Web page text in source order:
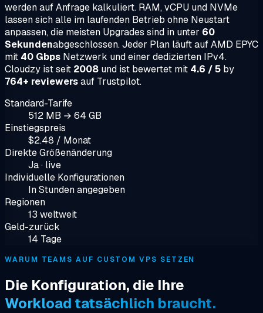
werden auf Anfrage kalkuliert. RAM, vCPU und NVMe
lassen sich alle im laufenden Betrieb ohne Neustart
anpassen, die meisten Upgrades sind in unter 60
Sekundenabgeschlossen. Jeder Plan läuft auf AMD EPYC
mit 40 Gbps Netzwerk und einer dedizierten IPv4.
Cloudzy ist seit 2008 und ist bewertet mit 4.6 / 5 by
764+ reviewersauf Trustpilot.
Standard-Tarife
512 MB → 64 GB
Einstiegspreis
$2.48 / Monat
Direkte Größenänderung
Ja · live
Individuelle Konfigurationen
In Stunden angegeben
Regionen
13 weltweit
Geld-zurück
14 Tage
WARUM TEAMS AUF CUSTOM VPS SETZEN
Die Konfiguration, die Ihre
Workload tatsächlich braucht.